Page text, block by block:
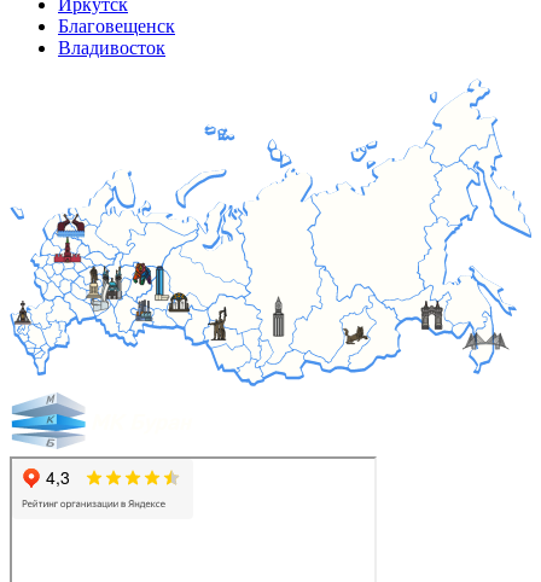
Благовещенск
Владивосток